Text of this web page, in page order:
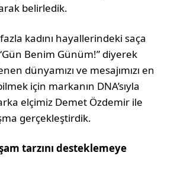
belirledik.
kadını hayallerindeki saça
Benim Günüm!” diyerek
dünyamızı ve mesajımızı en
için markanın DNA’sıyla
elçimiz Demet Özdemir ile
gerçekleştirdik.
tarzını desteklemeye